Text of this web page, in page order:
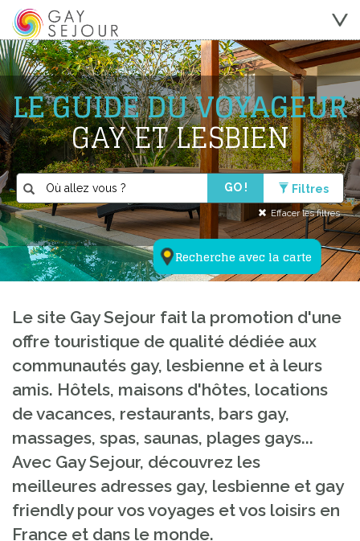
Recherche avec la carte
LE GUIDE DU VOYAGEUR
GAY ET LESBIEN
GO ! Filtres
Effacer les filtres
Le site Gay Sejour fait la promotion d'une
offre touristique de qualité dédiée aux
communautés gay, lesbienne et à leurs
amis. Hôtels, maisons d'hôtes, locations
de vacances, restaurants, bars gay,
massages, spas, saunas, plages gays...
Avec Gay Sejour, découvrez les
meilleures adresses gay, lesbienne et gay
friendly pour vos voyages et vos loisirs en
France et dans le monde.